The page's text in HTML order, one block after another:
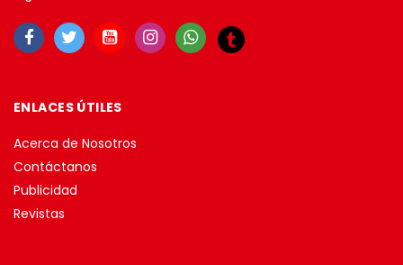
ENLACES ÚTILES
Acerca de Nosotros
Contáctanos
Publicidad
Revistas